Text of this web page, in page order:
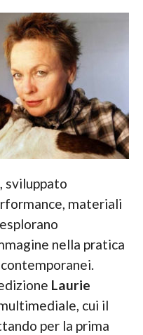
, sviluppato
materiali
nella pratica
Laurie
cui il
per la prima